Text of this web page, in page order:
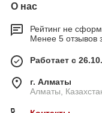
О нас
Рейтинг не
Менее 5 отзывов
Работает с
г. Алматы
Алматы,